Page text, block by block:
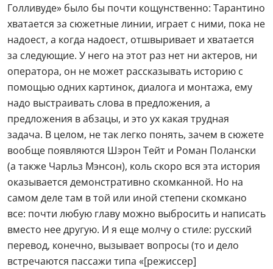
Голливуде» было бы почти кощунственно: Тарантино
хватается за сюжетные линии, играет с ними, пока не
надоест, а когда надоест, отшвыривает и хватается
за следующие. У него на этот раз нет ни актеров, ни
оператора, он не может рассказывать историю с
помощью одних картинок, диалога и монтажа, ему
надо выстраивать слова в предложения, а
предложения в абзацы, и это ух какая трудная
задача. В целом, не так легко понять, зачем в сюжете
вообще появляются Шэрон Тейт и Роман Полански
(а также Чарльз Мэнсон), коль скоро вся эта история
оказывается демонстративно скомканной. Но на
самом деле там в той или иной степени скомкано
все: почти любую главу можно выбросить и написать
вместо нее другую. И я еще молчу о стиле: русский
перевод, конечно, вызывает вопросы (то и дело
встречаются пассажи типа «[режиссер]